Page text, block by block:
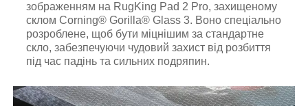
зображенням на RugKing Pad 2 Pro, захищеному
склом Corning® Gorilla® Glass 3. Воно спеціально
розроблене, щоб бути міцнішим за стандартне
скло, забезпечуючи чудовий захист від розбиття
під час падінь та сильних подряпин.